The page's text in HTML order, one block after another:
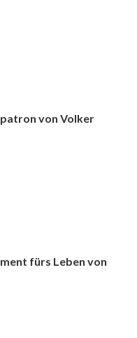
von Volker
fürs Leben von